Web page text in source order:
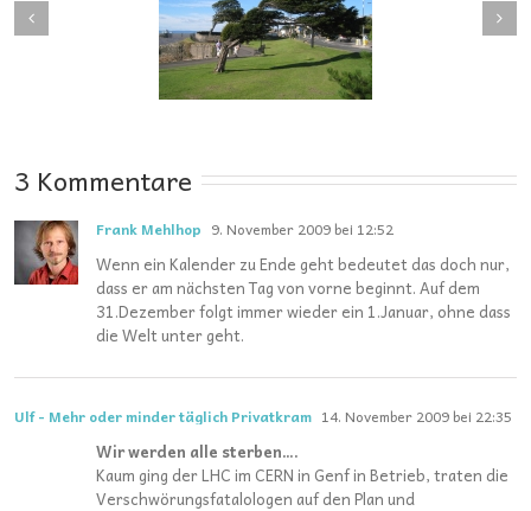
und Windbruch:
Hochwasser und
Klimamodelle: Lassen
sich extreme
Niederschläge
3 Kommentare
Frank Mehlhop 9. November 2009 bei 12:52
Wenn ein Kalender zu Ende geht bedeutet das doch nur,
dass er am nächsten Tag von vorne beginnt. Auf dem
31.Dezember folgt immer wieder ein 1.Januar, ohne dass
die Welt unter geht.
Ulf - Mehr oder minder täglich Privatkram 14. November 2009 bei 22:35
Wir werden alle sterben….
Kaum ging der LHC im CERN in Genf in Betrieb, traten die
Verschwörungsfatalologen auf den Plan und